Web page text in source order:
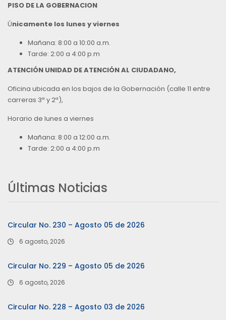
PISO DE LA GOBERNACION
Únicamente los lunes y viernes
Mañana: 8:00 a 10:00 a.m.
Tarde: 2:00 a 4:00 p.m
ATENCIÓN UNIDAD DE ATENCIÓN AL CIUDADANO,
Oficina ubicada en los bajos de la Gobernación (calle 11 entre
carreras 3ª y 2ª),
Horario de lunes a viernes
Mañana: 8:00 a 12:00 a.m.
Tarde: 2:00 a 4:00 p.m
Últimas Noticias
Circular No. 230 – Agosto 05 de 2026
6 agosto, 2026
Circular No. 229 – Agosto 05 de 2026
6 agosto, 2026
Circular No. 228 – Agosto 03 de 2026